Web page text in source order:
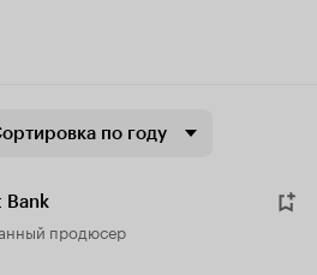
по году
Bank
продюсер